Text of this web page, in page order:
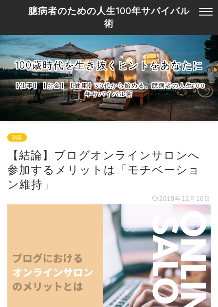
臆病者のための人生100年サバイバル
術
100歳時代を生き抜くヒントをあなたに
【仕事】【お金】【健康】30代から始める、臆病者の人生100
年サバイバル術
副業
【結論】ブログオンラインサロンへ
参加するメリットは「モチベーショ
ン維持」
2019年12月10日